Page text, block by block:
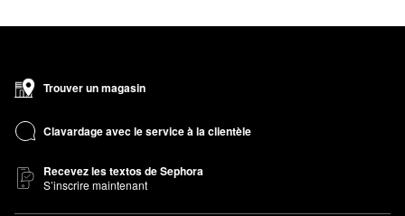
Trouver un magasin
Clavardage avec le service à la clientèle
Recevez les textos de Sephora
S’inscrire maintenant